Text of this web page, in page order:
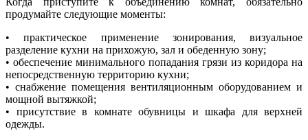
продумайте следующие моменты:
• практическое применение зонирования, визуальное
разделение кухни на прихожую, зал и обеденную зону;
• обеспечение минимального попадания грязи из коридора на
непосредственную территорию кухни;
• снабжение помещения вентиляционным оборудованием и
мощной вытяжкой;
• присутствие в комнате обувницы и шкафа для верхней
одежды.